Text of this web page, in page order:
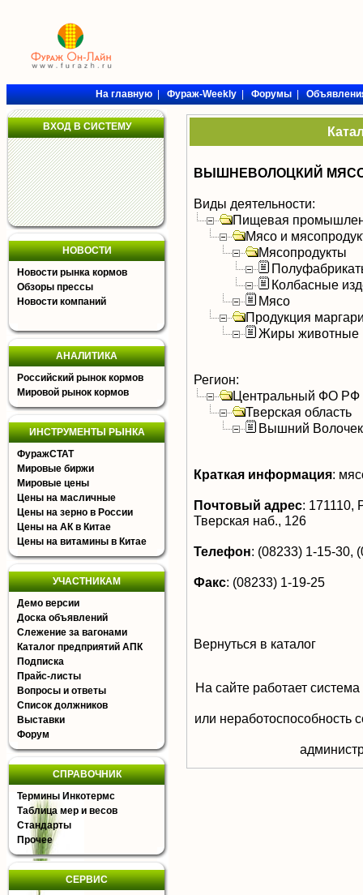
На главную|Фураж-Weekly|Форумы|
ВХОД В СИСТЕМУ
НОВОСТИ
Новости рынка кормов
Обзоры прессы
Новости компаний
АНАЛИТИКА
Российский рынок кормов
Мировой рынок кормов
ИНСТРУМЕНТЫ РЫНКА
ФуражСТАТ
Мировые биржи
Мировые цены
Цены на масличные
Цены на зерно в России
Цены на АК в Китае
Цены на витамины в Китае
УЧАСТНИКАМ
Демо версии
Доска объявлений
Слежение за вагонами
Каталог предприятий АПК
Подписка
Прайс-листы
Вопросы и ответы
Список должников
Выставки
Форум
СПРАВОЧНИК
Термины Инкотермс
Таблица мер и весов
Стандарты
Прочее
СЕРВИС
ВЫШНЕВОЛОЦКИЙ
Виды деятельности:
Пищевая
Мясо и
Мясопродукты
Колбасные
Мясо
Продукция
Жиры животные
Регион:
Центральный ФО РФ
Тверская область
Вышний Волочек
Краткая информация:
Почтовый адрес: 171110,
Тверская наб., 126
Телефон: (08233) 1-15-30,
Факс: (08233) 1-19-25
Вернуться в каталог
На сайте работает
или неработоспособность